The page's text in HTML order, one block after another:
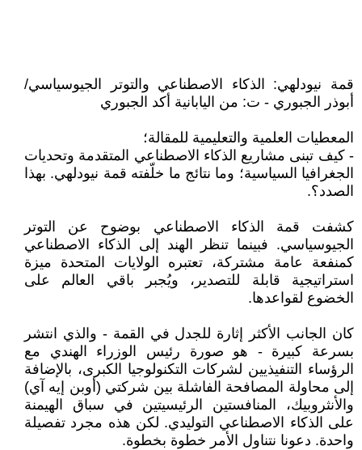
قمة نيودلهي: الذكاء الاصطناعي والتوتر الجيوسياسي/
أبوذر الجبوري - ت: من اليابانية أكد الجبوري
المعطيات العلمية والتعليمية للمقالة؛
- كيف تبنى مشاريع الذكاء الاصطناعي المتقدمة وتحديات
الجغرافيا السياسية؛ وما نتائج ما خلّفته قمة نيودلهي. بهذا
الصدد؟.
كشفت قمة الذكاء الاصطناعي بوضوح عن التوتر
الجيوسياسي. فبينما تنظر الهند إلى الذكاء الاصطناعي
كمنفعة عامة مشتركة، تعتبره الولايات المتحدة ميزة
استراتيجية قابلة للتصدير، ويُجبر باقي العالم على
الخضوع لقواعدها.
كان الجانب الأكثر إثارة للجدل في القمة - والذي انتشر
بسرعة كبيرة - هو صورة رئيس الوزراء الهندي مع
الرؤساء التنفيذيين لشركات التكنولوجيا الكبرى، بالإضافة
إلى محاولة المصافحة الفاشلة بين شركتي (أوبن إيه آي)
والأنثروبيك، المنافستين الرئيسيتين في سباق الهيمنة
على الذكاء الاصطناعي التوليدي. لكن هذه مجرد تفصيلة
واحدة. دعونا نتناول الأمر خطوة بخطوة.